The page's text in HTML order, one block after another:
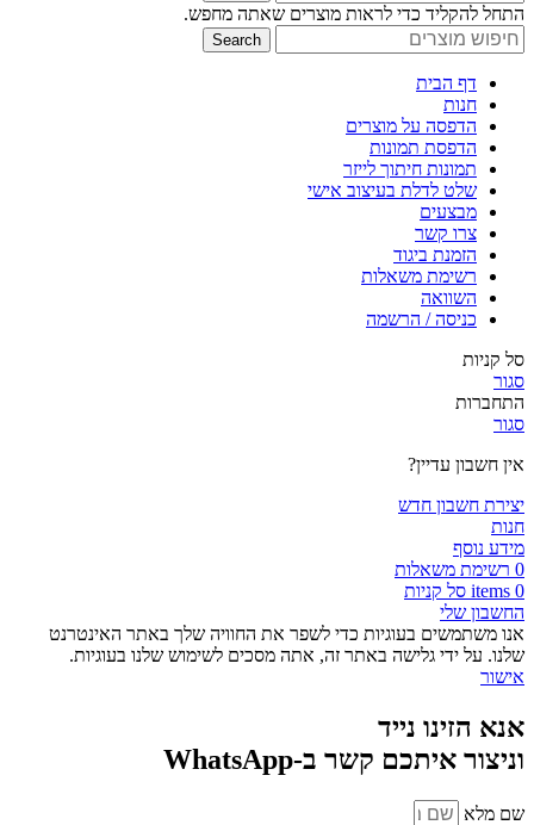
התחל להקליד כדי לראות מוצרים שאתה מחפש.
Search
דף הבית
חנות
הדפסה על מוצרים
הדפסת תמונות
תמונות חיתוך לייזר
שלט לדלת בעיצוב אישי
מבצעים
צרו קשר
הזמנת ביגוד
רשימת משאלות
השוואה
כניסה / הרשמה
סל קניות
סגור
התחברות
סגור
אין חשבון עדיין?
יצירת חשבון חדש
חנות
מידע נוסף
0 רשימת משאלות
0
items סל קניות
החשבון שלי
אנו משתמשים בעוגיות כדי לשפר את החוויה שלך באתר האינטרנט
שלנו. על ידי גלישה באתר זה, אתה מסכים לשימוש שלנו בעוגיות.
אישור
אנא הזינו נייד
וניצור איתכם קשר ב-WhatsApp
שם מלא